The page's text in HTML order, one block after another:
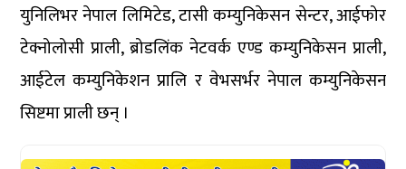
युनिलिभर नेपाल लिमिटेड, टासी कम्युनिकेसन सेन्टर, आईफोर
टेक्नोलोसी प्राली, ब्रोडलिंक नेटवर्क एण्ड कम्युनिकेसन प्राली,
आईटेल कम्युनिकेशन प्रालि र वेभसर्भर नेपाल कम्युनिकेसन
सिष्टमा प्राली छन् ।